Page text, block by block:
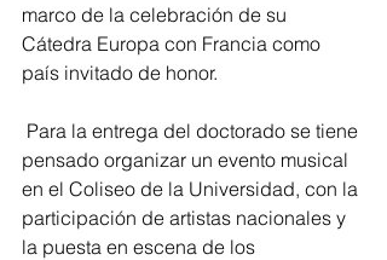
marco de la celebración de su
Cátedra Europa con Francia como
país invitado de honor.
pensado organizar un evento musical
en el Coliseo de la Universidad, con la
participación de artistas nacionales y
la puesta en escena de los